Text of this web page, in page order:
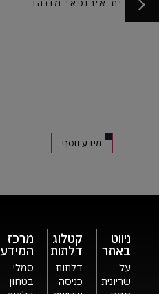
מידע נוסף
ניווט
באתר
על
שריונית
קטלוג
דלתות
דלתות
כניסה
מרכז
המידע
סמלי
בטחון